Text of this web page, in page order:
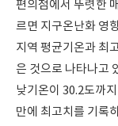
편의점에서 뚜렷한
르면 지구온난화 영
지역 평균기온과 최
은 것으로 나타나고
낮기온이 30.2도까
만에 최고치를 기록